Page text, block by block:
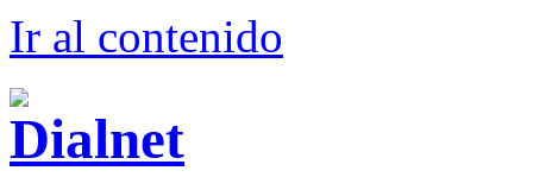
Ir al contenido